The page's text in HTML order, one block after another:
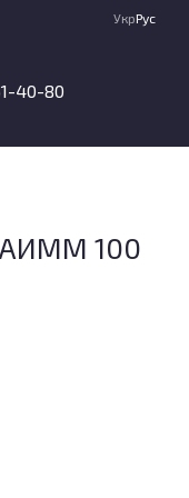
УкрРус
40-80
АИММ 100